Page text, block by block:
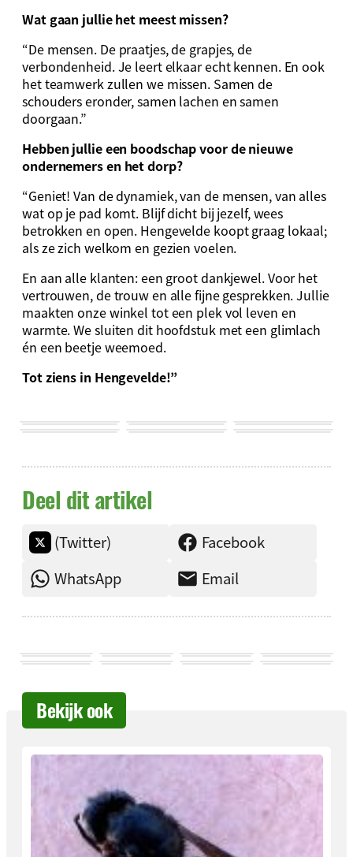
Wat gaan jullie het meest missen?
“De mensen. De praatjes, de grapjes, de
verbondenheid. Je leert elkaar echt kennen. En ook
het teamwerk zullen we missen. Samen de
schouders eronder, samen lachen en samen
doorgaan.”
Hebben jullie een boodschap voor de nieuwe
ondernemers en het dorp?
“Geniet! Van de dynamiek, van de mensen, van alles
wat op je pad komt. Blijf dicht bij jezelf, wees
betrokken en open. Hengevelde koopt graag lokaal;
als ze zich welkom en gezien voelen.
En aan alle klanten: een groot dankjewel. Voor het
vertrouwen, de trouw en alle fijne gesprekken. Jullie
maakten onze winkel tot een plek vol leven en
warmte. We sluiten dit hoofdstuk met een glimlach
én een beetje weemoed.
Tot ziens in Hengevelde!”
Deel dit artikel
(Twitter)
Facebook
WhatsApp
Email
Bekijk ook